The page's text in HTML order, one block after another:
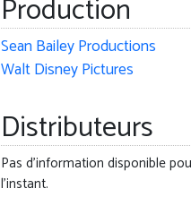
Production
Sean Bailey Productions
Walt Disney Pictures
Distributeurs
Pas d'information disponible
l'instant.